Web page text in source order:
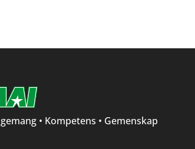
• Kompetens • Gemenskap